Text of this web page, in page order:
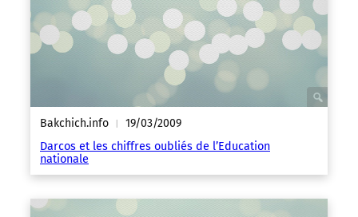
Bakchich.info | 19/03/2009
Darcos et les chiffres oubliés de l’Education
nationale